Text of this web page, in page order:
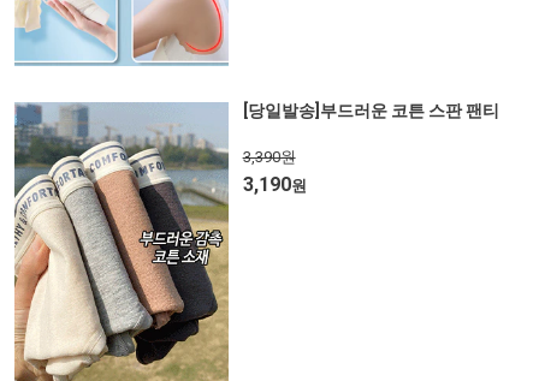
[당일발송]부드러운 코튼 스판 팬티
3,390원
3,190원